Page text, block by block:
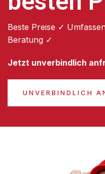
Beste Preise ✓
Beratung ✓
Jetzt unverbindlich
UNVERBINDLICH